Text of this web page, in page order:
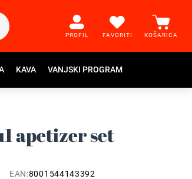
PROFIL FAVORITI KOŠARICA
KAVA VANJSKI PROGRAM
apetizer set
EAN:8001544143392